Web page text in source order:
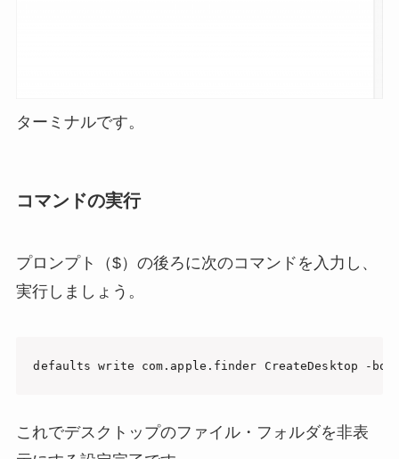
ターミナルです。
コマンドの実行
プロンプト（$）の後ろに次のコマンドを入力し、
実行しましょう。
defaults write com.apple.finder CreateDesktop -
これでデスクトップのファイル・フォルダを非表